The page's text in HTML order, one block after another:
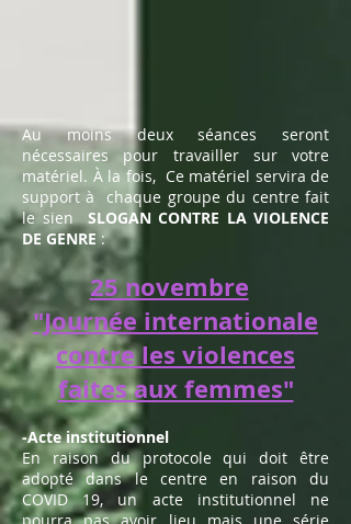
Au moins deux séances seront
nécessaires pour travailler sur votre
matériel. À la fois, Ce matériel servira de
support à
chaque groupe du centre fait
le sien
SLOGAN CONTRE LA VIOLENCE
DE GENRE:
25 novembre
"Journée internationale
contre les violences
faites aux femmes"
-Acte institutionnel
En raison du protocole qui doit être
adopté dans le centre en raison du
COVID 19, un acte institutionnel ne